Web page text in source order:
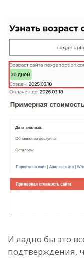
И ладно бы это
подтверждения,